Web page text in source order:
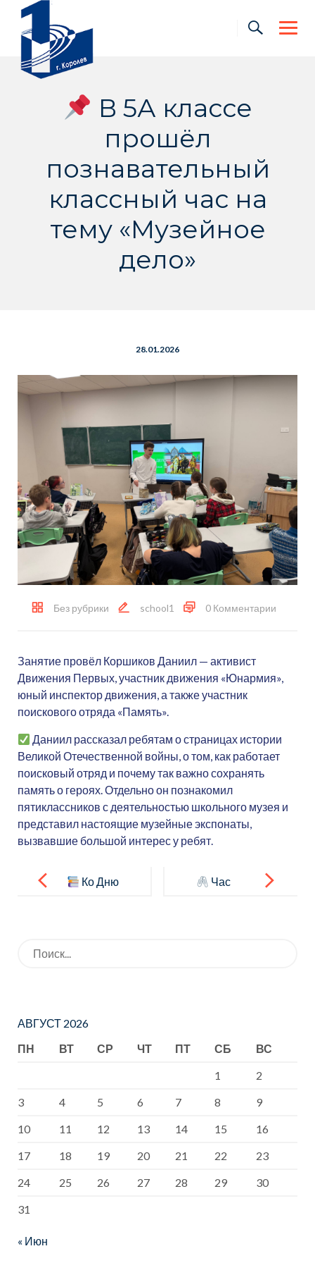
content
В 5А классе
прошёл
познавательный
классный час на
тему «Музейное
дело»
28.01.2026
Без рубрики school1 0 Комментарии
Занятие провёл Коршиков Даниил — активист
Движения Первых, участник движения «Юнармия»,
юный инспектор движения, а также участник
поискового отряда «Память».
Даниил рассказал ребятам о страницах истории
Великой Отечественной войны, о том, как работает
поисковый отряд и почему так важно сохранять
память о героях. Отдельно он познакомил
пятиклассников с деятельностью школьного музея и
представил настоящие музейные экспонаты,
вызвавшие большой интерес у ребят.
записям
Ко Дню
учащихся
информмину
тка «Мудрый
шелест
Час
Искать:
АВГУСТ 2026
ПН
ВТ СР ЧТ ПТ СБ
ВС
1
2
3
4 5 6 7 8
9
10
11 12 13 14 15
16
17
18 19 20 21 22
23
24
25 26 27 28 29
30
31
« Июн